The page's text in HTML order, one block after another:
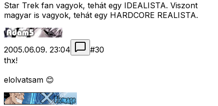
Star Trek fan vagyok, tehát egy IDEALISTA. Viszont
magyar is vagyok, tehát egy HARDCORE REALISTA.
2005.06.09. 23:04 #30
thx!
elolvatsam 😊